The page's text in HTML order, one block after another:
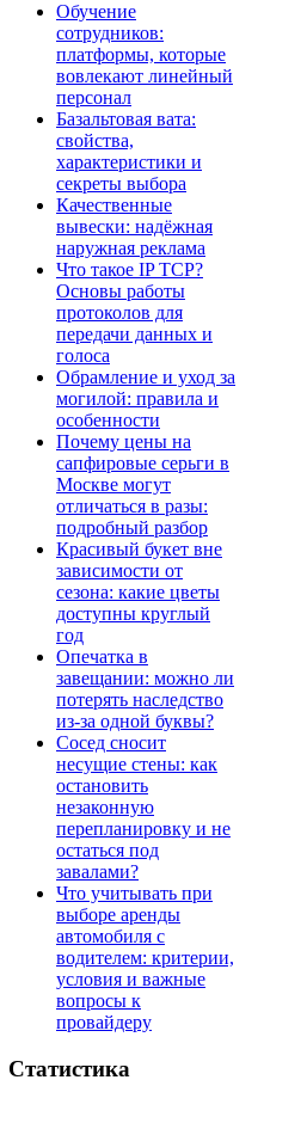
Обучение
сотрудников:
платформы, которые
вовлекают линейный
персонал
Базальтовая вата:
свойства,
характеристики и
секреты выбора
Качественные
вывески: надёжная
наружная реклама
Что такое IP TCP?
Основы работы
протоколов для
передачи данных и
голоса
Обрамление и уход за
могилой: правила и
особенности
Почему цены на
сапфировые серьги в
Москве могут
отличаться в разы:
подробный разбор
Красивый букет вне
зависимости от
сезона: какие цветы
доступны круглый
год
Опечатка в
завещании: можно ли
потерять наследство
из-за одной буквы?
Сосед сносит
несущие стены: как
остановить
незаконную
перепланировку и не
остаться под
завалами?
Что учитывать при
выборе аренды
автомобиля с
водителем: критерии,
условия и важные
вопросы к
провайдеру
Статистика